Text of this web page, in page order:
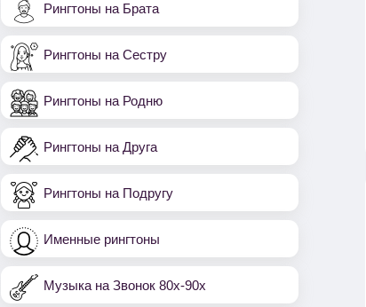
Рингтоны на Брата
Рингтоны на Сестру
Рингтоны на Родню
Рингтоны на Друга
Рингтоны на Подругу
Именные рингтоны
Музыка на Звонок 80х-90х